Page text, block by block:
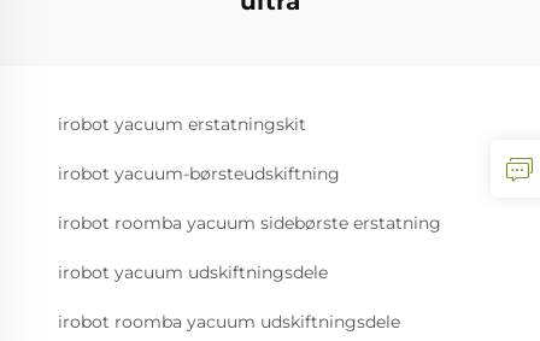
irobot yacuum erstatningskit
irobot yacuum-børsteudskiftning
irobot roomba yacuum sidebørste erstatning
irobot yacuum udskiftningsdele
irobot roomba yacuum udskiftningsdele